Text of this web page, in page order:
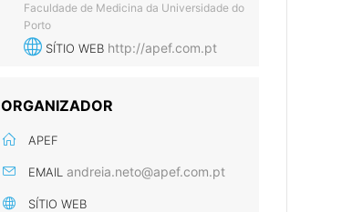
Faculdade de Medicina da Universidade do
Porto
SÍTIO WEB http://apef.com.pt
ORGANIZADOR
APEF
EMAIL andreia.neto@apef.com.pt
SÍTIO WEB